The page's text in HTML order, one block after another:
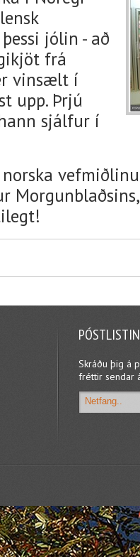
jólin - að
frá
vinsælt í
upp. Þrjú
sjálfur í
Skráðu þig á
fréttir sendar